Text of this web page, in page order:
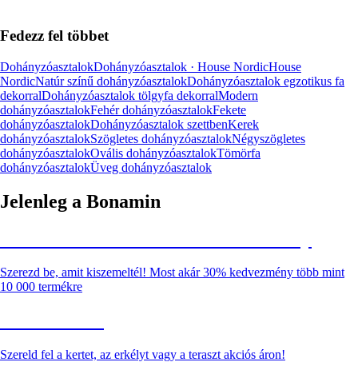
Fedezz fel többet
DohányzóasztalokDohányzóasztalok · House NordicHouse
NordicNatúr színű dohányzóasztalokDohányzóasztalok egzotikus fa
dekorralDohányzóasztalok tölgyfa dekorralModern
dohányzóasztalokFehér dohányzóasztalokFekete
dohányzóasztalokDohányzóasztalok szettbenKerek
dohányzóasztalokSzögletes dohányzóasztalokNégyszögletes
dohányzóasztalokOvális dohányzóasztalokTömörfa
dohányzóasztalokÜveg dohányzóasztalok
Jelenleg a Bonamin
Szerezd be, amit kiszemeltél! Most akár 30% kedvezmény több mint
10 000 termékre
Szereld fel a kertet, az erkélyt vagy a teraszt akciós áron!